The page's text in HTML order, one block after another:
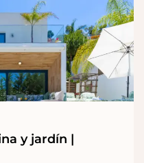
y jardín |